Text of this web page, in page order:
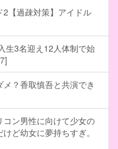
2【過疎対策】アイドル
生3名迎え12人体制で始
メ？香取慎吾と共演でき
コン男性に向けて少女の
ど幼女に夢持ちすぎ。